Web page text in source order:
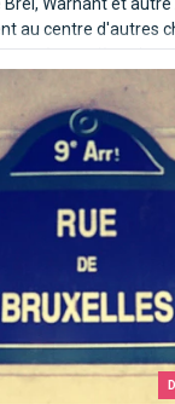
au centre d'autres
une pièce
en sortir les
la preuve !